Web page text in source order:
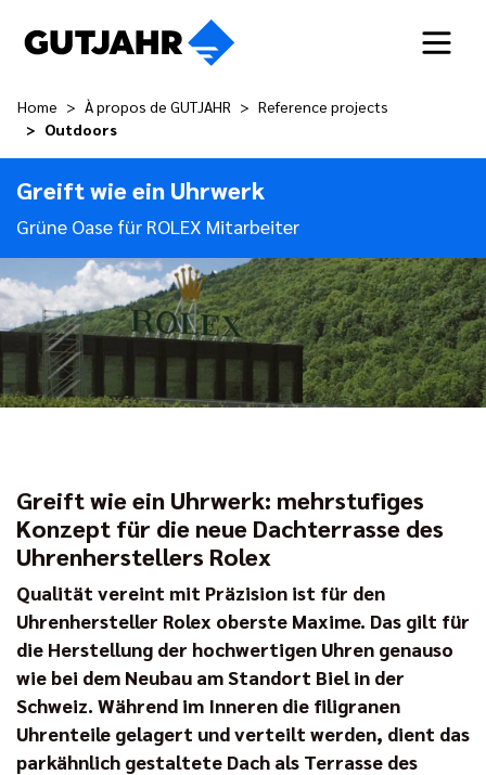
Home À propos de GUTJAHR
Reference projects
Outdoors
Greift wie ein Uhrwerk
Grüne Oase für ROLEX Mitarbeiter
Greift wie ein Uhrwerk: mehrstufiges
Konzept für die neue Dachterrasse des
Uhrenherstellers Rolex
Qualität vereint mit Präzision ist für den
Uhrenhersteller Rolex oberste Maxime. Das gilt für
die Herstellung der hochwertigen Uhren genauso
wie bei dem Neubau am Standort Biel in der
Schweiz. Während im Inneren die filigranen
Uhrenteile gelagert und verteilt werden, dient das
parkähnlich gestaltete Dach als Terrasse des